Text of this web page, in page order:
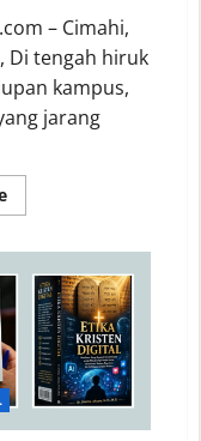
– Cimahi,
Di tengah hiruk
kampus,
jarang
Read
more
26
Tahun
Menjadi
Penjaga
Sunyi
Pengabdian
di
Fakultas
Teknik
Unjani